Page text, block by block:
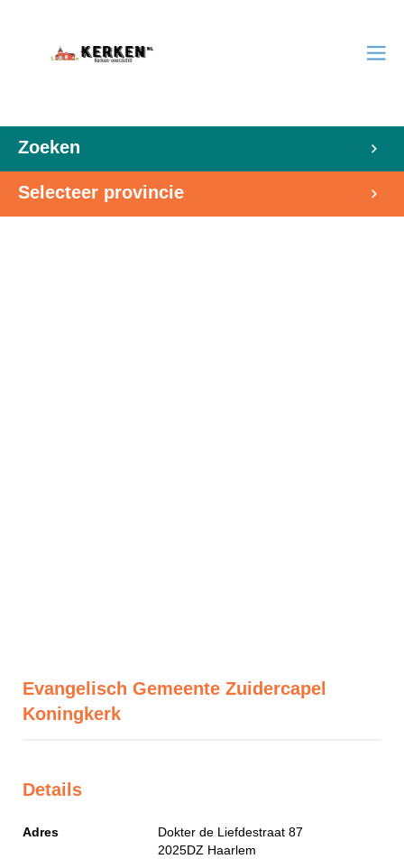
Zoeken
Selecteer provincie
Evangelisch Gemeente Zuidercapel
Koningkerk
Details
Adres
Dokter de Liefdestraat 87
2025DZ Haarlem